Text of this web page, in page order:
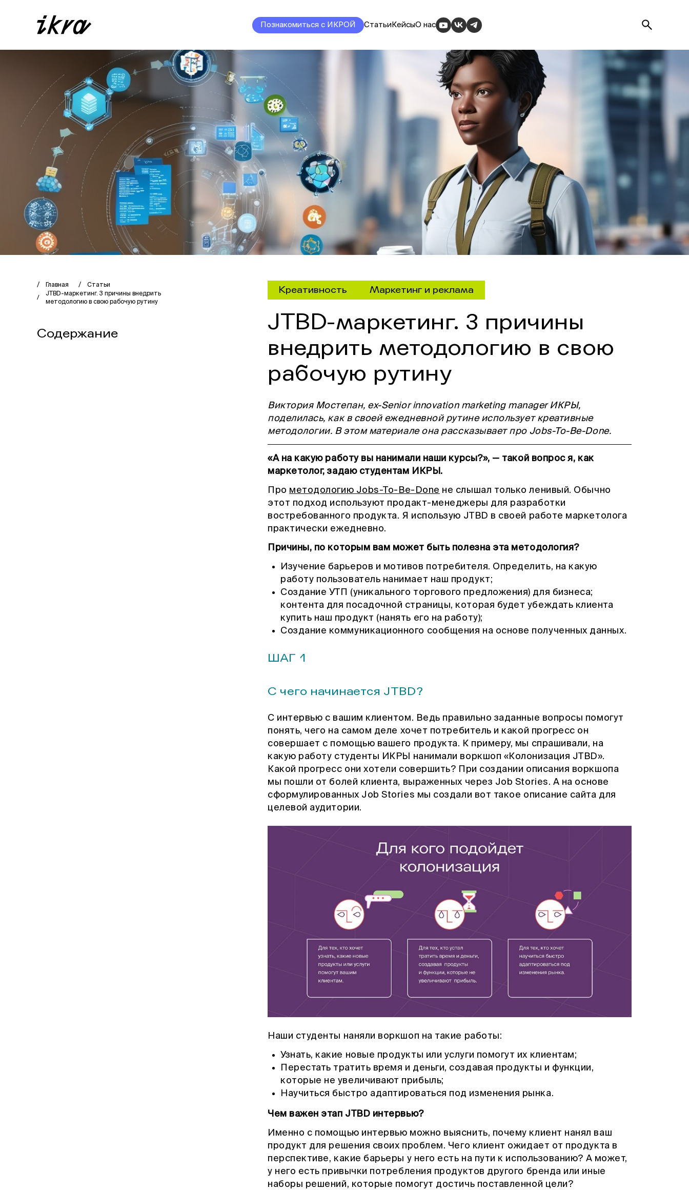
Познакомиться с ИКРОЙ СтатьиКейсыО нас
Главная
Статьи
JTBD-маркетинг. 3 причины внедрить
методологию в свою рабочую рутину
Содержание
Креативность Маркетинг и реклама
JTBD-маркетинг. 3 причины
внедрить методологию в свою
рабочую рутину
Виктория Мостепан, ex-Senior innovation marketing manager ИКРЫ,
поделилась, как в своей ежедневной рутине использует креативные
методологии. В этом материале она рассказывает про Jobs-To-Be-Done.
«А на какую работу вы нанимали наши курсы?», — такой вопрос я, как
маркетолог, задаю студентам ИКРЫ.
Про методологию Jobs-To-Be-Done не слышал только ленивый. Обычно
этот подход используют продакт-менеджеры для разработки
востребованного продукта. Я использую JTBD в своей работе маркетолога
практически ежедневно.
Причины, по которым вам может быть полезна эта методология?
Изучение барьеров и мотивов потребителя. Определить, на какую
работу пользователь нанимает наш продукт;
Создание УТП (уникального торгового предложения) для бизнеса;
контента для посадочной страницы, которая будет убеждать клиента
купить наш продукт (нанять его на работу);
Создание коммуникационного сообщения на основе полученных данных.
ШАГ 1
С чего начинается JTBD?
С интервью с вашим клиентом. Ведь правильно заданные вопросы помогут
понять, чего на самом деле хочет потребитель и какой прогресс он
совершает с помощью вашего продукта. К примеру, мы спрашивали, на
какую работу студенты ИКРЫ нанимали воркшоп «Колонизация JTBD».
Какой прогресс они хотели совершить? При создании описания воркшопа
мы пошли от болей клиента, выраженных через Job Stories. А на основе
сформулированных Job Stories мы создали вот такое описание сайта для
целевой аудитории.
Наши студенты наняли воркшоп на такие работы:
Узнать, какие новые продукты или услуги помогут их клиентам;
Перестать тратить время и деньги, создавая продукты и функции,
которые не увеличивают прибыль;
Научиться быстро адаптироваться под изменения рынка.
Чем важен этап JTBD интервью?
Именно с помощью интервью можно выяснить, почему клиент нанял ваш
продукт для решения своих проблем. Чего клиент ожидает от продукта в
перспективе, какие барьеры у него есть на пути к использованию? А может,
у него есть привычки потребления продуктов другого бренда или иные
наборы решений, которые помогут достичь поставленной цели?